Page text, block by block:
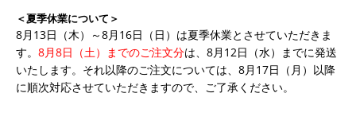
＜夏季休業について＞
8月13日（木）～8月16日（日）は夏季休業とさせていただきま
す。 8月8日（土）までのご注文分は、8月12日（水）までに発送
いたします。それ以降のご注文については、8月17日（月）以降
に順次対応させていただきますので、ご了承ください。